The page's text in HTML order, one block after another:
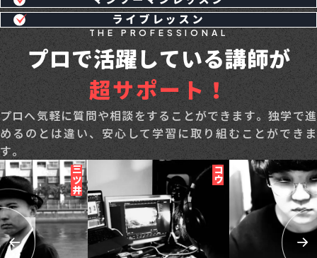
ライブレッスン
THE PROFESSIONAL
プロで活躍している講師が
超サポート！
プロへ気軽に質問や相談をすることができます。独学で進
めるのとは違い、安心して学習に取り組むことができま
す。
三ツ井 コウ